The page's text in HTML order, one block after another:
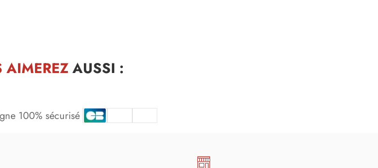
AIMEREZAUSSI :
100% sécurisé